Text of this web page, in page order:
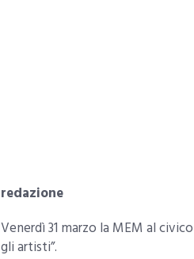
redazione
Venerdì 31 marzo la MEM al
gli artisti”.